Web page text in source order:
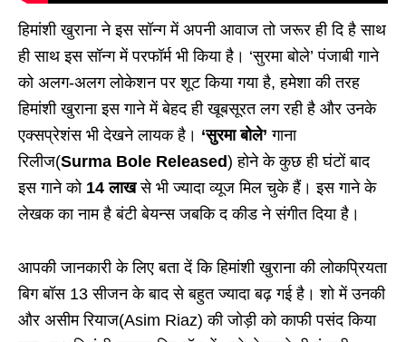
हिमांशी खुराना ने इस सॉन्ग में अपनी आवाज तो जरूर ही दि है साथ
ही साथ इस सॉन्ग में परफॉर्म भी किया है। ‘सुरमा बोले’ पंजाबी गाने
को अलग-अलग लोकेशन पर शूट किया गया है, हमेशा की तरह
हिमांशी खुराना इस गाने में बेहद ही खूबसूरत लग रही है और उनके
एक्सप्रेशंस भी देखने लायक है। ‘सुरमा बोले’गाना
रिलीज(Surma Bole Released) होने के कुछ ही घंटों बाद
इस गाने को 14 लाखसे भी ज्यादा व्यूज मिल चुके हैं। इस गाने के
लेखक का नाम है बंटी बेयन्स जबकि द कीड ने संगीत दिया है।
आपकी जानकारी के लिए बता दें कि हिमांशी खुराना की लोकप्रियता
बिग बॉस 13 सीजन के बाद से बहुत ज्यादा बढ़ गई है। शो में उनकी
और असीम रियाज(Asim Riaz) की जोड़ी को काफी पसंद किया